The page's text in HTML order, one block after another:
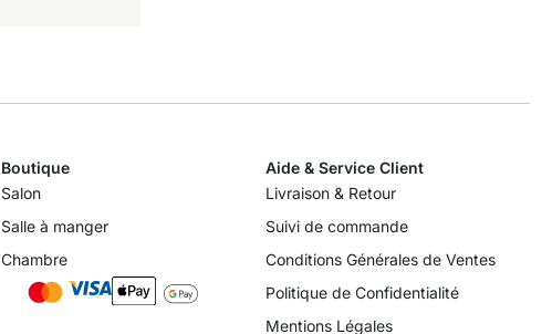
Boutique
Salon
Salle à manger
Chambre
Aide & Service Client
Livraison & Retour
Suivi de commande
Conditions Générales de Ventes
Politique de Confidentialité
Mentions Légales